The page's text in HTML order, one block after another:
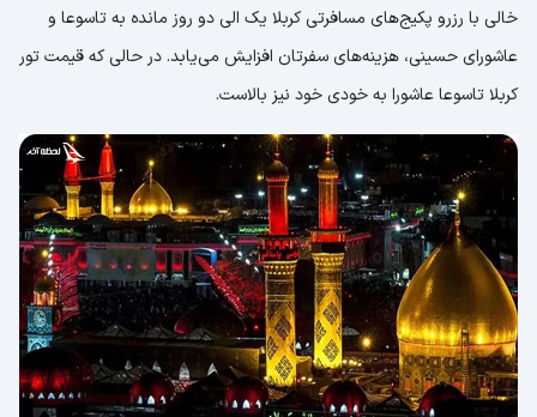
خالی با رزرو پکیج‌های مسافرتی کربلا یک الی دو روز مانده به تاسوعا و
عاشورای حسینی، هزینه‌های سفرتان افزایش می‌یابد. در حالی که قیمت تور
کربلا تاسوعا عاشورا به خودی خود نیز بالاست.